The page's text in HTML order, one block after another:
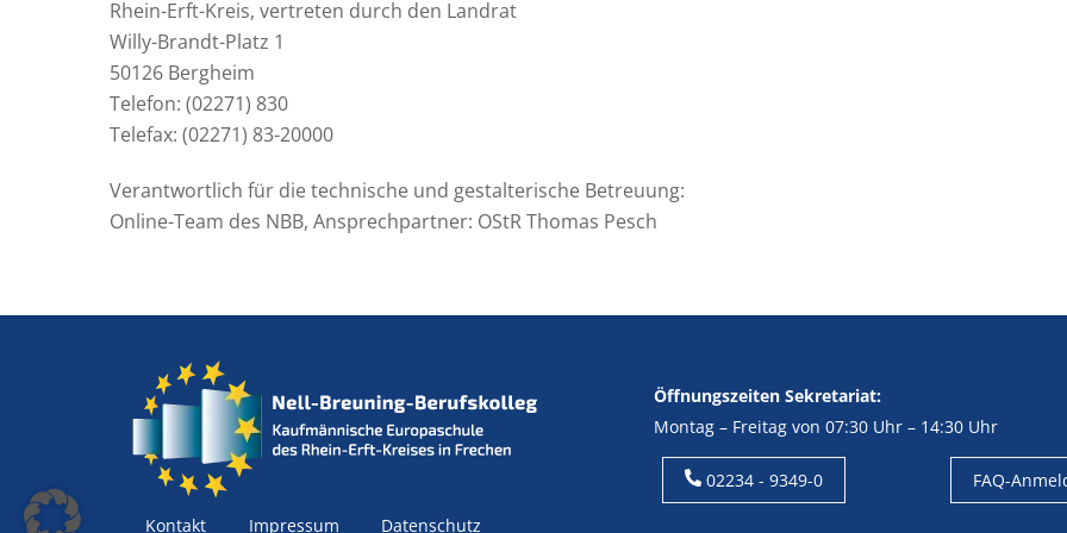
Rhein-Erft-Kreis, vertreten durch den Landrat
Willy-Brandt-Platz 1
50126 Bergheim
Telefon: (02271) 830
Telefax: (02271) 83-20000
Verantwortlich für die technische und gestalterische Betreuung:
Online-Team des NBB, Ansprechpartner: OStR Thomas Pesch
Kontakt Impressum Datenschutz
Öffnungszeiten Sekretariat:
Montag – Freitag von 07:30 Uhr – 14:30 Uhr
02234 - 9349-0 FAQ-